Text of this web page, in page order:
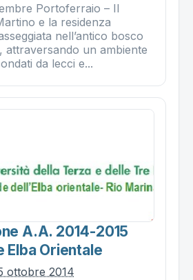
Portoferraio – Il
e la residenza
nell’antico bosco
attraversando un ambiente
da lecci e...
A.a. 2014-2015
Elba Orientale
ottobre 2014